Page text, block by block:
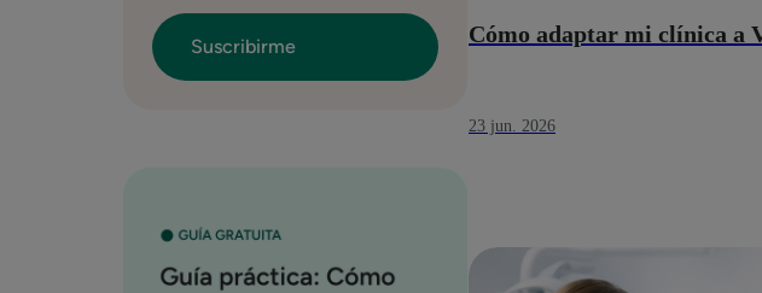
Cómo adaptar mi clínica a
23 jun. 2026